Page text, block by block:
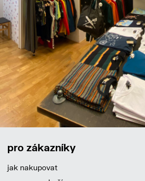
pro zákazníky
jak nakupovat